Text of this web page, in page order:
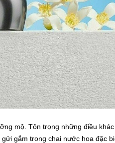
mộ. Tôn trọng những điều khác
gắm trong chai nước hoa đặc